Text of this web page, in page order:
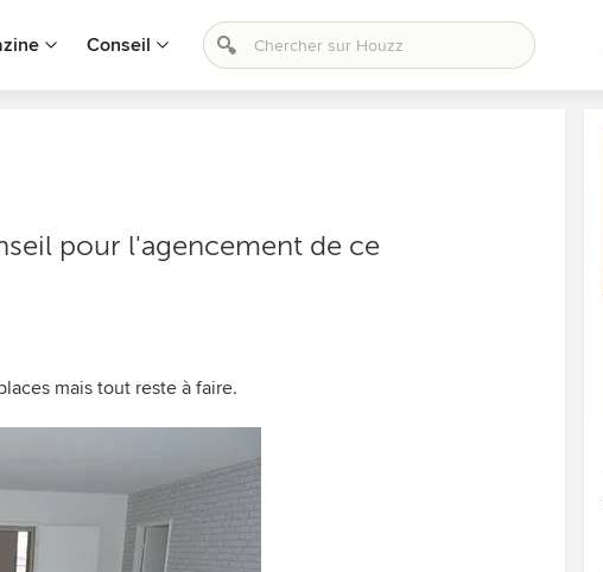
Conseil
pour l'agencement de ce
mais tout reste à faire.